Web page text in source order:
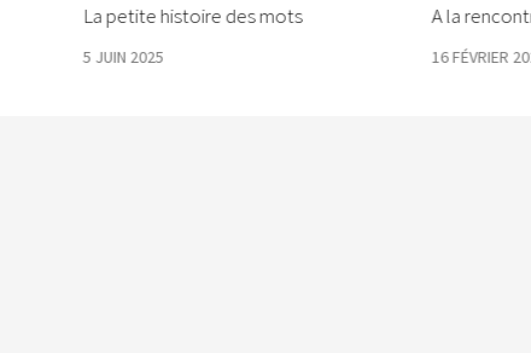
A la
16 FÉVRIER
La petite histoire des mots
5 JUIN 2025